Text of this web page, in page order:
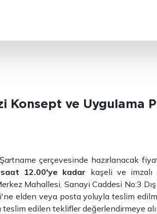
Konsept ve Uygulama
çerçevesinde hazırlanacak
12.00'ye kadar kaşeli ve imzalı
Mahallesi, Sanayi Caddesi No:3
elden veya posta yoluyla teslim
edilen teklifler değerlendirmeye